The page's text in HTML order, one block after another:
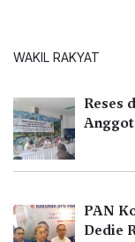
WAKIL RAKYAT
Reses
PAN
Dedie